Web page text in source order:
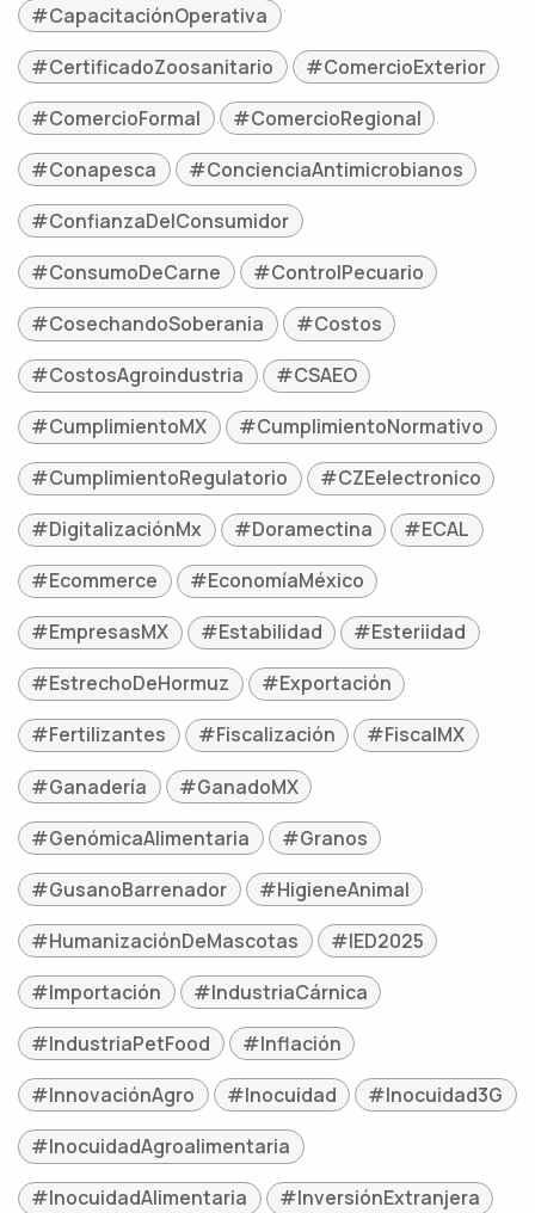
#CapacitaciónOperativa
#CertificadoZoosanitario
#ComercioExterior
#ComercioFormal
#ComercioRegional
#Conapesca
#ConcienciaAntimicrobianos
#ConfianzaDelConsumidor
#ConsumoDeCarne
#ControlPecuario
#CosechandoSoberania
#Costos
#CostosAgroindustria
#CSAEO
#CumplimientoMX
#CumplimientoNormativo
#CumplimientoRegulatorio
#CZEelectronico
#DigitalizaciónMx
#Doramectina
#ECAL
#Ecommerce
#EconomíaMéxico
#EmpresasMX
#Estabilidad
#Esteriidad
#EstrechoDeHormuz
#Exportación
#Fertilizantes
#Fiscalización
#FiscalMX
#Ganadería
#GanadoMX
#GenómicaAlimentaria
#Granos
#GusanoBarrenador
#HigieneAnimal
#HumanizaciónDeMascotas
#IED2025
#Importación
#IndustriaCárnica
#IndustriaPetFood
#Inflación
#InnovaciónAgro
#Inocuidad
#Inocuidad3G
#InocuidadAgroalimentaria
#InocuidadAlimentaria
#InversiónExtranjera